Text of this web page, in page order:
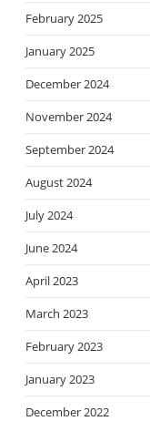
February 2025
January 2025
December 2024
November 2024
September 2024
August 2024
July 2024
June 2024
April 2023
March 2023
February 2023
January 2023
December 2022